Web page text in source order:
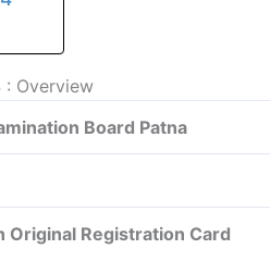
: Overview
Board Patna
Original Registration Card